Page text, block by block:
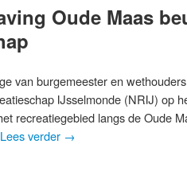
Oude Maas
van burgemeester en
IJsselmonde (NRIJ) op
recreatiegebied langs de Oude
Lees verder →